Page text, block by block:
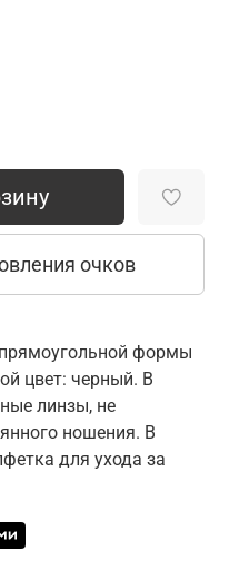
очков
формы
цвет: черный. В
линзы, не
ношения. В
для ухода за